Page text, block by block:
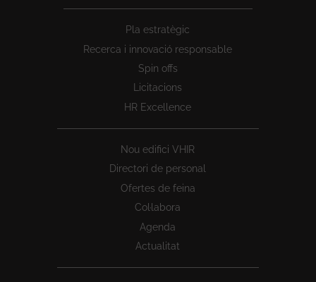
Pla estratègic
Recerca i innovació responsable
Spin offs
Licitacions
HR Excellence
Nou edifici VHIR
Directori de personal
Ofertes de feina
Col·labora
Agenda
Actualitat